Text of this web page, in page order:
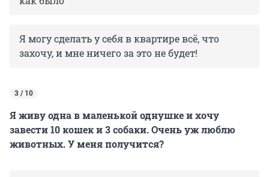
Я могу сделать у себя в квартире всё, что
захочу, и мне ничего за это не будет!
3 / 10
Я живу одна в маленькой однушке и хочу
завести 10 кошек и 3 собаки. Очень уж люблю
животных. У меня получится?